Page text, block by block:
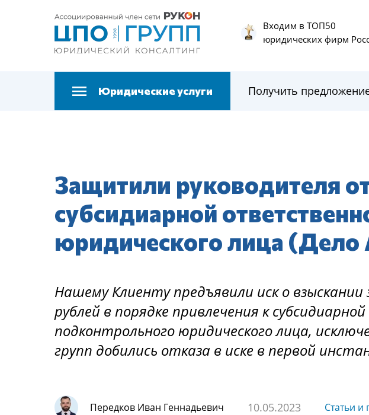
Входим в ТОП50
юридических фирм
Юридические услуги Получить
Защитили руководителя
субсидиарной
юридического лица (Дело
Нашему Клиенту предъявили иск о
рублей в порядке привлечения к
подконтрольного юридического лица,
групп добились отказа в иске в первой
Передков Иван Геннадьевич 10.05.2023 Статьи и